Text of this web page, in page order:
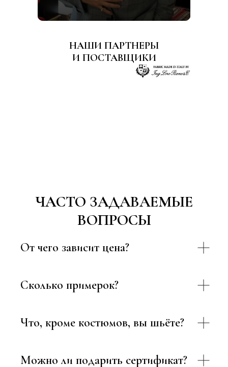
НАШИ ПАРТНЕРЫ
И ПОСТАВЩИКИ
ЧАСТО ЗАДАВАЕМЫЕ
ВОПРОСЫ
От чего зависит цена?
Сколько примерок?
Что, кроме костюмов, вы шьёте?
Можно ли подарить сертификат?